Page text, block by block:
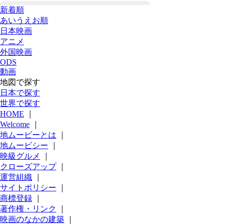
新着順
あいうえお順
日本映画
アニメ
外国映画
ODS
動画
地図で探す
日本で探す
世界で探す
HOME
Welcome
地ムービーとは
地ムービシー
映級グルメ
クローズアップ｜
運営組織
サイトポリシー
商標登録
著作権・リンク
映画のなかの建築